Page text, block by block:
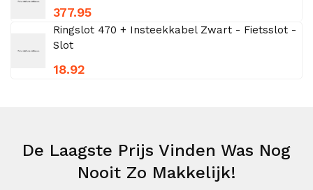
377.95
Ringslot 470 + Insteekkabel Zwart - Fietsslot -
Slot
18.92
De Laagste Prijs Vinden Was Nog
Nooit Zo Makkelijk!